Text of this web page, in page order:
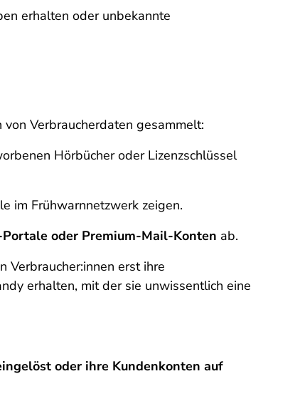
erhalten oder unbekannte
Verbraucherdaten gesammelt:
Hörbücher oder Lizenzschlüssel
im Frühwarnnetzwerk zeigen.
oder Premium-Mail-Konten ab.
Verbraucher:innen erst ihre
erhalten, mit der sie unwissentlich eine
oder ihre Kundenkonten auf